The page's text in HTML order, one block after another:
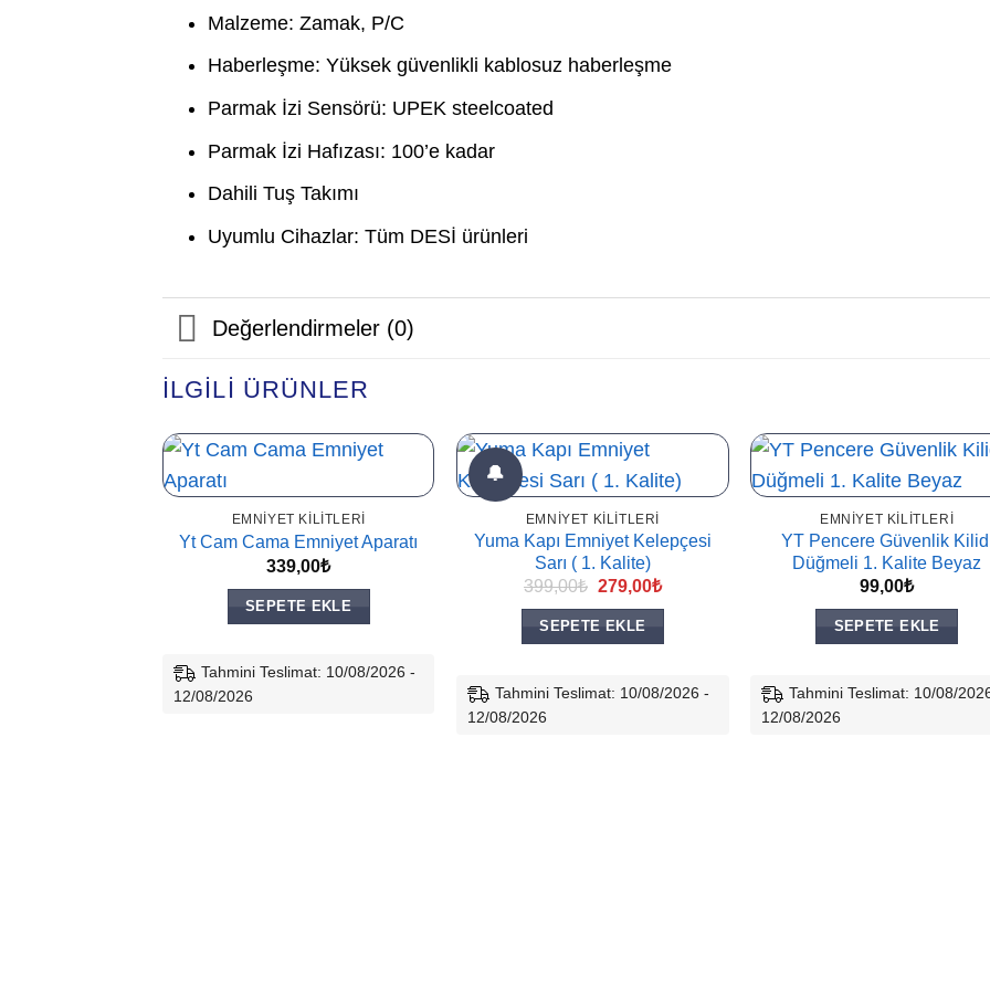
Malzeme: Zamak, P/C
Haberleşme: Yüksek güvenlikli kablosuz haberleşme
Parmak İzi Sensörü: UPEK steelcoated
Parmak İzi Hafızası: 100’e kadar
Dahili Tuş Takımı
Uyumlu Cihazlar: Tüm DESİ ürünleri
Değerlendirmeler (0)
İLGILI ÜRÜNLER
EMNIYET KILITLERI
Yt Cam Cama Emniyet Aparatı
339,00₺
SEPETE EKLE
Tahmini Teslimat: 10/08/2026 -
12/08/2026
🔔
EMNIYET KILITLERI
Yuma Kapı Emniyet Kelepçesi
Sarı ( 1. Kalite)
399,00₺ Orijinal
399,00₺.
279,00₺Şu
SEPETE EKLE
Tahmini Teslimat: 10/08/2026 -
12/08/2026
EMNIYET KILITLERI
YT Pencere Güvenlik
Düğmeli 1. Kalite Beyaz
99,00₺
SEPETE EKLE
Tahmini Teslimat: 10/08/
12/08/2026